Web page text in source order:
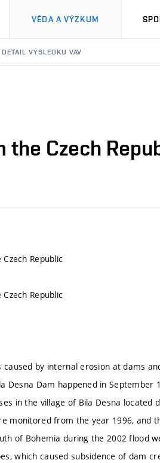
VĚDA A VÝZKUM
DETAIL VÝSLEDKU VAV
Czech
Republic
Republic
by internal erosion at dams
Desna Dam happened in September
in the village of Bila Desna located
monitored from the year 1996, and
of Bohemia during the 2002 flood
which caused subsidence of dam